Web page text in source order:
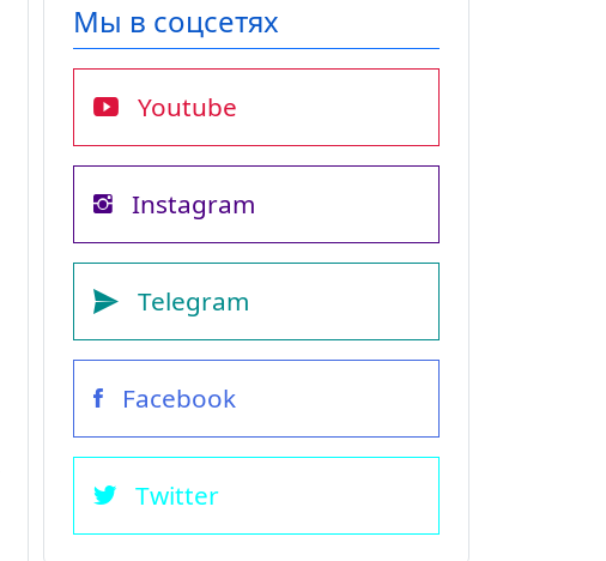
Мы в соцсетях
Youtube
Instagram
Telegram
Facebook
Twitter